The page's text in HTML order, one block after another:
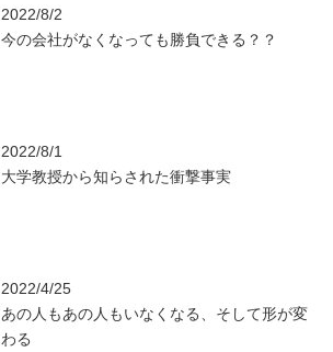
2022/8/2
今の会社がなくなっても勝負できる？？
2022/8/1
大学教授から知らされた衝撃事実
2022/4/25
あの人もあの人もいなくなる、そして形が変
わる